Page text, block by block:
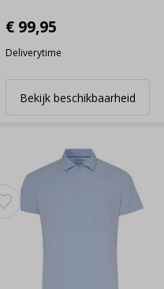
€ 99,95
Deliverytime
Bekijk beschikbaarheid